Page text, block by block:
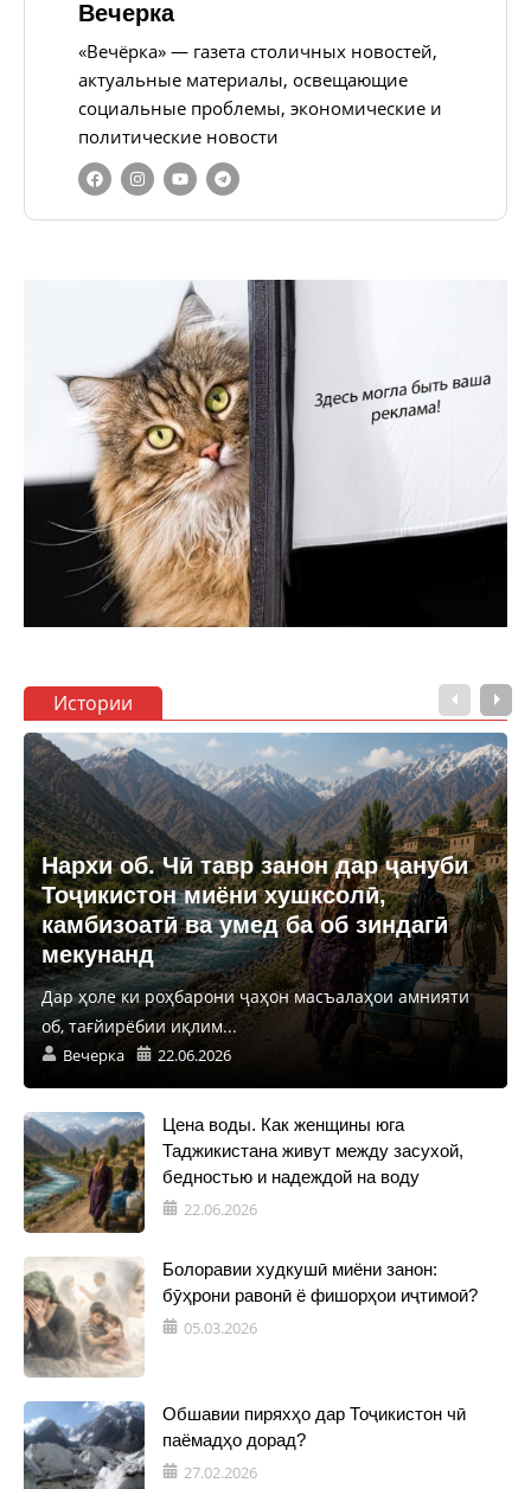
Вечерка
«Вечёрка» — газета столичных новостей,
актуальные материалы, освещающие
социальные проблемы, экономические и
политические новости
Истории
Нархи об. Чӣ тавр занон дар ҷануби
Тоҷикистон миёни хушксолӣ,
камбизоатӣ ва умед ба об зиндагӣ
мекунанд
Дар ҳоле ки роҳбарони ҷаҳон масъалаҳои амнияти
об, тағйирёбии иқлим...
Вечерка 22.06.2026
Цена воды. Как женщины юга
Таджикистана живут между засухой,
бедностью и надеждой на воду
22.06.2026
Болоравии худкушӣ миёни занон:
бӯҳрони равонӣ ё фишорҳои иҷтимоӣ?
05.03.2026
Обшавии пиряхҳо дар Тоҷикистон чӣ
паёмадҳо дорад?
27.02.2026